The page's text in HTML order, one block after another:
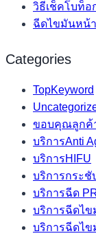
วิธีเช็คโบท็อ
ฉีดไขมันหน้า
Categories
TopKeyword
ขอบคุณลูกค้
บริการAnti
บริการHIFU
บริการกระชั
บริการฉีด
บริการฉีดไ
บริการฉีดไ